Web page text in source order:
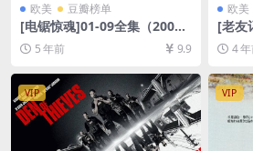
欧美 豆瓣榜单
[电锯惊魂]01-09全集（2004-
2021）[百度网盘+迅雷云盘资
源1080P超清未删减][MP4/48
GB][中英字幕]
5 年前 9.9
欧美
[老友
on 4
盘资
4/
4
VIP VIP